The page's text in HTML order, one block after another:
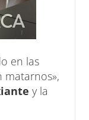
en las
matarnos»,
y la